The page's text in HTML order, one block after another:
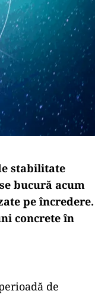
stabilitate
bucură acum
pe încredere.
concrete în
de